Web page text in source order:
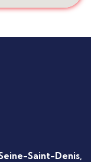
Saint-Denis,